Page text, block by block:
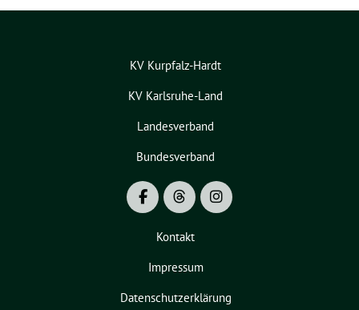
KV Kurpfalz-Hardt
KV Karlsruhe-Land
Landesverband
Bundesverband
Kontakt
Impressum
Datenschutzerklärung